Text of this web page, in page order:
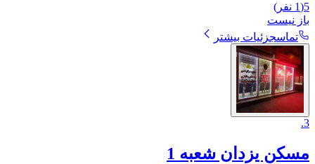
5
(
1 نفر)
باز نیست
تماسجزئیات بیشتر
3
.
مسکن یزدان شعبه 1